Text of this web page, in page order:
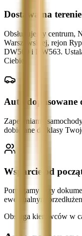
Dostawa na
Obsługujemy centrum,
Warszawskiej, rejon
DW560 i DW563.
Ciebie.
Auto dopasowane
Zapewniamy
dobierane do klasy
Wsparcie od
Pomagamy przy
ewentualnym
Obsługa kierowców w